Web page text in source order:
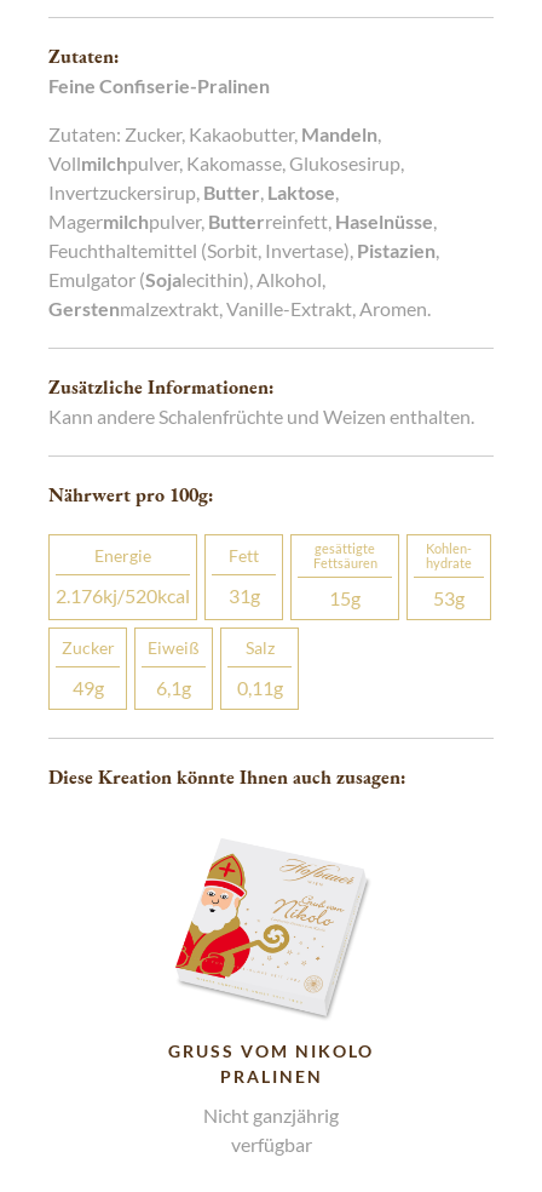
Zutaten:
Feine Confiserie-Pralinen
Zutaten: Zucker, Kakaobutter, Mandeln,
Vollmilchpulver, Kakomasse, Glukosesirup,
Invertzuckersirup, Butter, Laktose,
Magermilchpulver, Butterreinfett, Haselnüsse,
Feuchthaltemittel (Sorbit, Invertase), Pistazien,
Emulgator (Sojalecithin), Alkohol,
Gerstenmalzextrakt, Vanille-Extrakt, Aromen.
Zusätzliche Informationen:
Kann andere Schalenfrüchte und Weizen enthalten.
Nährwert pro 100g:
Energie
2.176kj/520kcal
Fett
31g
gesättigte
Fettsäuren
15g
Kohlen­­
hydrate
53g
Zucker
49g
Eiweiß
6,1g
Salz
0,11g
Diese Kreation könnte Ihnen auch zusagen:
GRUSS VOM NIKOLO P
RALINEN
Nicht ganzjährig
verfügbar